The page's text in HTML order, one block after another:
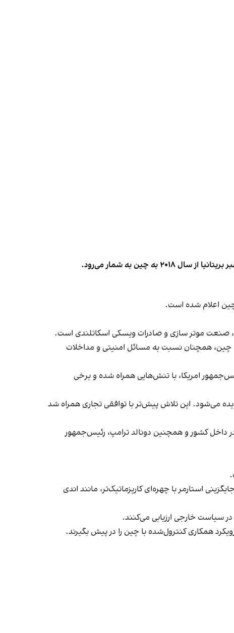
اعلام شده است.
صنعت موتر سازی و صادرات ویسکی اسکاتلندی است.
با چین، همچنان نسبت به مسائل امنیتی و مداخلات
امریکا، با تنش‌هایی همراه شده و برخی
می‌شود. این تلاش پیش‌تر با توافقی تجاری همراه شد
داخل کشور و همچنین دونالد ترامپ، رئیس‌جمهور
استارمر با چهره‌ای کاریزماتیک‌تر، مانند اندی
در سیاست خارجی ارزیابی می‌کنند.
همکاری کنترول‌شده با چین را در پیش بگیرند.